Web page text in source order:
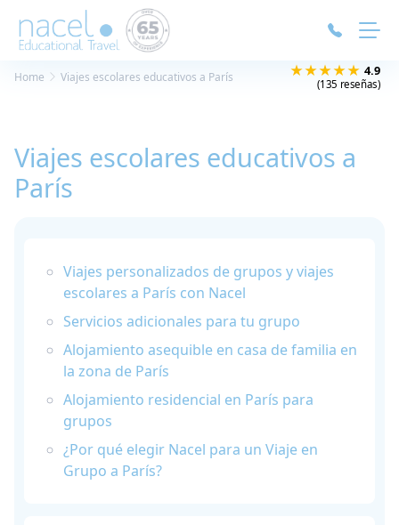
★★★★★ 4.9
(135 reseñas)
Home Viajes escolares educativos a París
Viajes escolares educativos a
París
Viajes personalizados de grupos y viajes
escolares a París con Nacel
Servicios adicionales para tu grupo
Alojamiento asequible en casa de familia en
la zona de París
Alojamiento residencial en París para
grupos
¿Por qué elegir Nacel para un Viaje en
Grupo a París?
Panel de gestión de cookies